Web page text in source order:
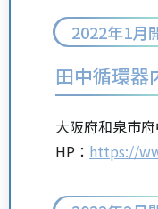
2022年1月
田中循環器
大阪府和泉市
HP： https://